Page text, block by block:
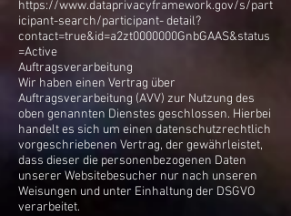
https://www.dataprivacyframework.gov/s/part
icipant-search/participant-detail?
contact=true&id=a2zt0000000GnbGAAS&status
=Active
Auftragsverarbeitung
Wir haben einen Vertrag über
Auftragsverarbeitung (AVV) zur Nutzung des
oben genannten Dienstes geschlossen. Hierbei
handelt es sich um einen datenschutzrechtlich
vorgeschriebenen Vertrag, der gewährleistet,
dass dieser die personenbezogenen Daten
unserer Websitebesucher nur nach unseren
Weisungen und unter Einhaltung der DSGVO
verarbeitet.